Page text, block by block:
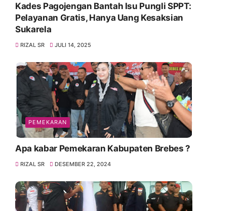
Kades Pagojengan Bantah Isu Pungli SPPT:
Pelayanan Gratis, Hanya Uang Kesaksian
Sukarela
RIZAL SR JULI 14, 2025
PEMEKARAN
Apa kabar Pemekaran Kabupaten Brebes ?
RIZAL SR DESEMBER 22, 2024